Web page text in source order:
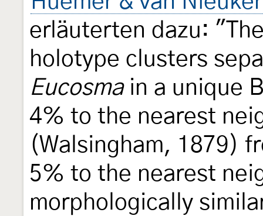
erläuterten dazu:
holotype clusters
Eucosmain a unique
4% to the nearest
(Walsingham, 1879)
5% to the nearest
morphologically